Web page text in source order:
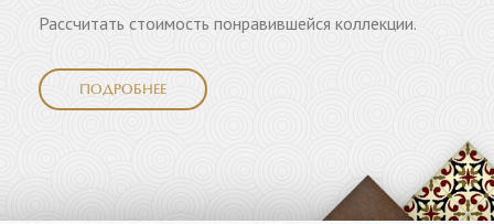
Рассчитать стоимость понравившейся коллекции.
ПОДРОБНЕЕ